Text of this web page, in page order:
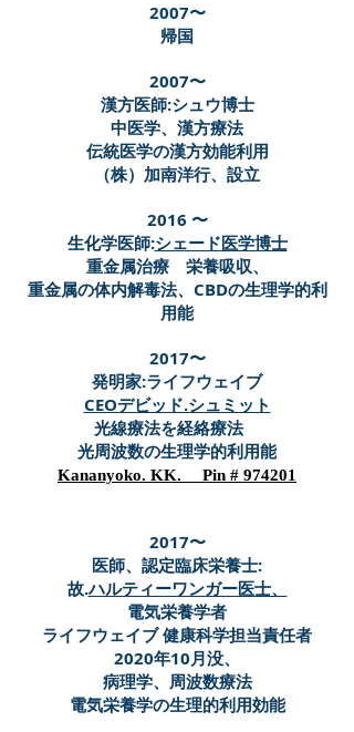
2007〜
帰国
2007〜
漢方医師:シュウ博士
中医学、漢方療法
伝統医学の漢方効能利用
（株）加南洋行、設立
2016 〜
生化学医師:シェード医学博士
重金属治療 栄養吸収、
重金属の体内解毒法、CBDの生理学的利
用能
2017〜
発明家:ライフウェイブ
CEOデビッド.シュミット
光線療法を経絡療法
光周波数の生理学的利用能
Kananyoko. KK. Pin # 974201
2017〜
医師、認定臨床栄養士:
故.ハルティーワンガー医士、
電気栄養学者
ライフウェイブ 健康科学担当責任者
2020年10月没、
病理学、周波数療法
電気栄養学の生理的利用効能